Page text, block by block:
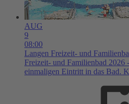
AUG
9
08:00
Langen Freizeit- und
Freizeit- und Familienbad 2026
einmaligen Eintritt in das Bad.